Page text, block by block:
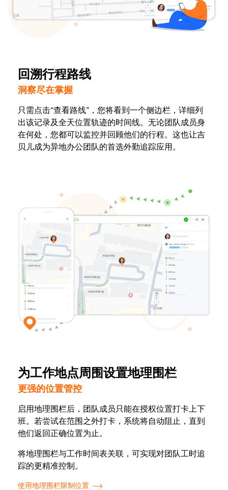
回溯行程路线
洞察尽在掌握
只需点击“查看路线”，您将看到一个侧边栏，详细列
出该记录及全天位置轨迹的时间线。无论团队成员身
在何处，您都可以监控并回顾他们的行程。这也让吉
贝儿成为异地办公团队的首选外勤追踪应用。
为工作地点周围设置地理围栏
更强的位置管控
启用地理围栏后，团队成员只能在授权位置打卡上下
班。若尝试在范围之外打卡，系统将自动阻止，直到
他们返回正确位置为止。
将地理围栏与工作时间表关联，可实现对团队工时追
踪的更精准控制。
使用地理围栏限制位置